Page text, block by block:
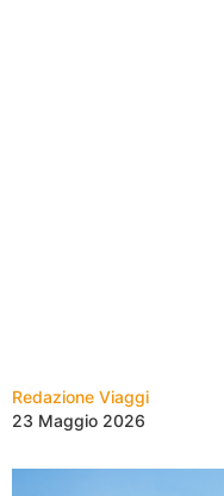
Redazione Viaggi
23 Maggio 2026